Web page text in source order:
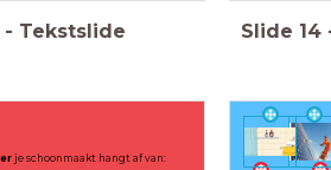
- Tekstslide Slide 14
je schoonmaakt hangt af van: